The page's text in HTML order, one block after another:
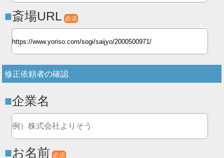
斎場URL 必須
修正依頼者の確認
企業名
お名前 必須